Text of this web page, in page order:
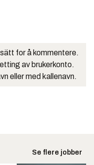
for å kommentere.
av brukerkonto.
eller med kallenavn.
Se flere jobber